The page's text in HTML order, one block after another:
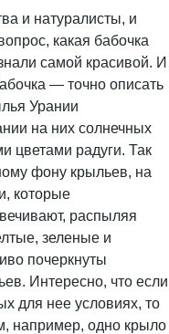
и натуралисты, и
какая бабочка
самой красивой. И
— точно описать
Урании
на них солнечных
цветами радуги. Так
фону крыльев, на
которые
распыляя
зеленые и
почеркнуты
Интересно, что если
для нее условиях, то
например, одно крыло